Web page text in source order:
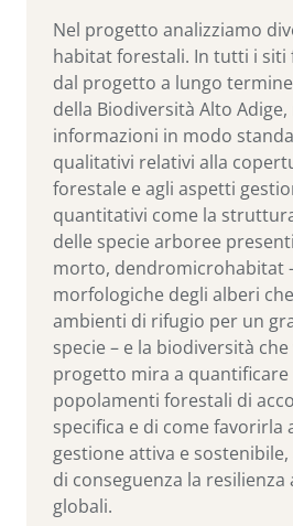
Nel progetto analizziamo
habitat forestali. In tutti i
dal progetto a lungo
della Biodiversità Alto
informazioni in modo
qualitativi relativi alla
forestale e agli aspetti
quantitativi come la
delle specie arboree
morto, dendromicrohabitat
morfologiche degli alberi
ambienti di rifugio per un
specie – e la biodiversità
progetto mira a quantificare
popolamenti forestali di
specifica e di come favorirla
gestione attiva e
di conseguenza la
globali.